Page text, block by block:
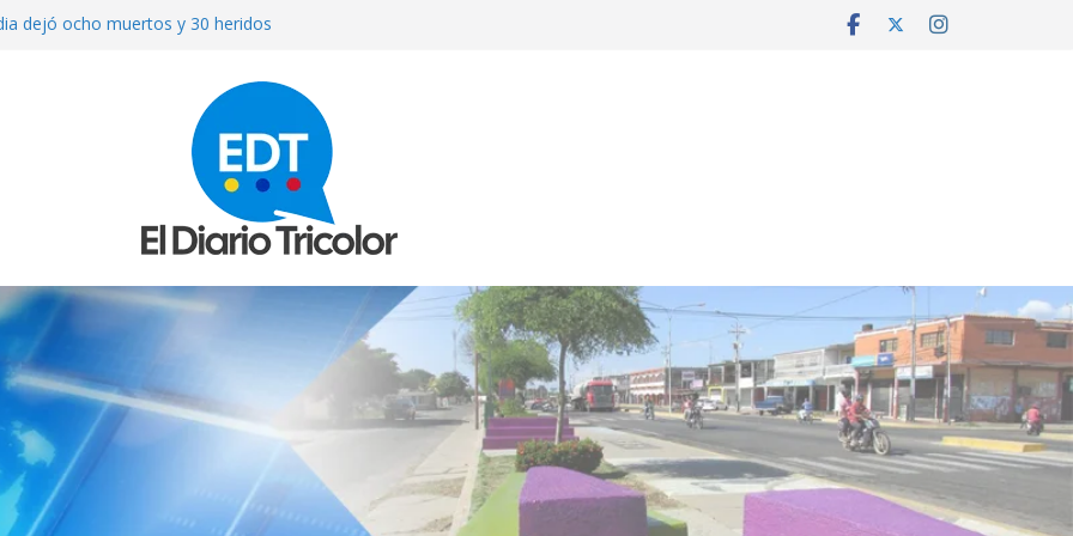
dejó ocho muertos y 30 heridos
«válvula de escape» para Cuba y
conversaciones en el Hotel
un puñal y dejó heridas a su